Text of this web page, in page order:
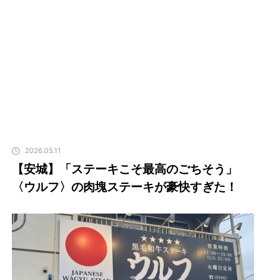
2026.05.11
【安城】「ステーキこそ最高のごちそう」
〈ウルフ〉の肉塊ステーキが豪快すぎた！